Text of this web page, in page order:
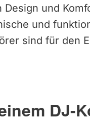
und
und
sind für den
DJ-